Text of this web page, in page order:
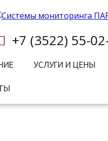
+7 (3522) 55-
УСЛУГИ И ЦЕНЫ